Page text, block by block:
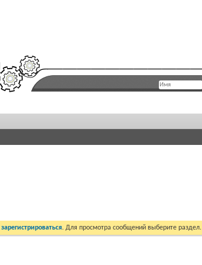
зарегистрироваться. Для просмотра сообщений выберите раздел.